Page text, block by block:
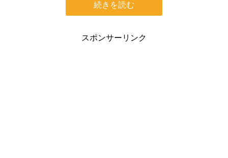
続きを読む
スポンサーリンク